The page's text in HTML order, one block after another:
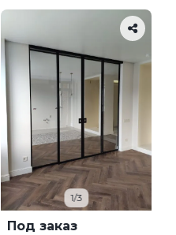
1/3
Под заказ